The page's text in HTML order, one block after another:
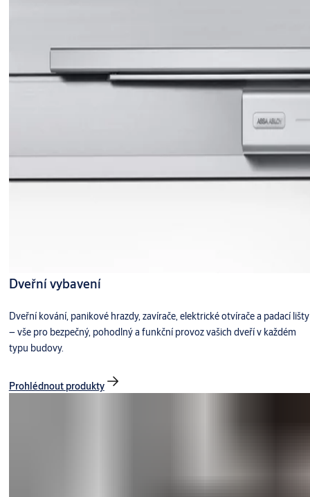
Dveřní vybavení
Dveřní kování, panikové hrazdy, zavírače, elektrické otvírače a padací lišty
– vše pro bezpečný, pohodlný a funkční provoz vašich dveří v každém
typu budovy.
Prohlédnout produkty